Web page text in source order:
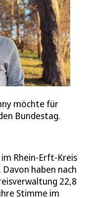
möchte für
Bundestag.
Rhein-Erft-Kreis
haben nach
22,8
Stimme im